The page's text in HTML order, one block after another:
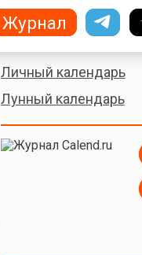
Личный календарь
Лунный календарь
Журнал